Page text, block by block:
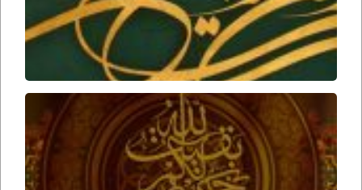
ارواحنا
فداه
عوامل
زمان
ارواحنا
فداه